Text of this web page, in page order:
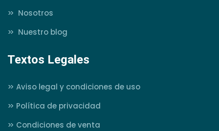
>>
Nosotros
>>
Nuestro blog
Textos Legales
>> Aviso legal y condiciones de uso
>> Política de privacidad
>> Condiciones de venta